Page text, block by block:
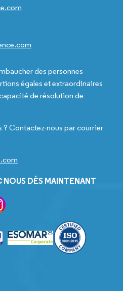
des personnes
égales et extraordinaires
de résolution de
? Contactez-nous par courrier
DÈS MAINTENANT